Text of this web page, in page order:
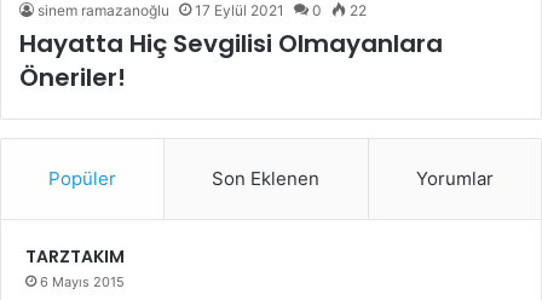
sinem ramazanoğlu 17 Eylül 2021 0 22
Hayatta Hiç Sevgilisi Olmayanlara
Öneriler!
Popüler Son Eklenen Yorumlar
TARZTAKIM
6 Mayıs 2015